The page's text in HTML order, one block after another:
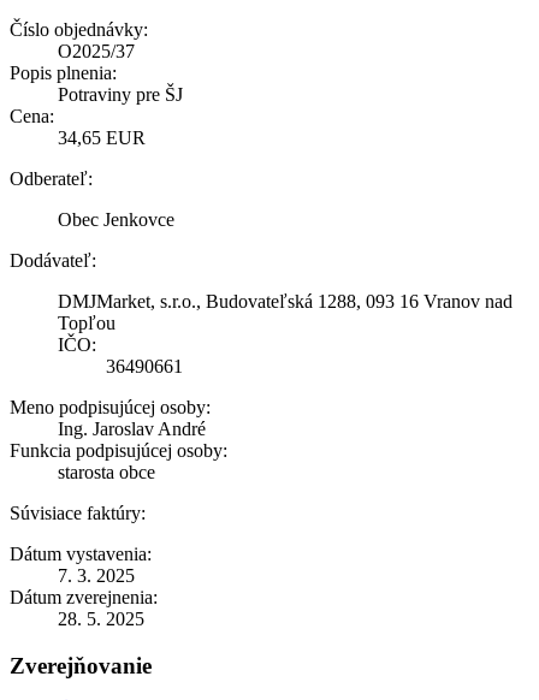
Číslo objednávky:
O2025/37
Popis plnenia:
Potraviny pre ŠJ
Cena:
34,65 EUR
Odberateľ:
Obec Jenkovce
Dodávateľ:
DMJMarket, s.r.o., Budovateľská 1288, 093 16 Vranov nad
Topľou
IČO:
36490661
Meno podpisujúcej osoby:
Ing. Jaroslav André
Funkcia podpisujúcej osoby:
starosta obce
Súvisiace faktúry:
Dátum vystavenia:
7. 3. 2025
Dátum zverejnenia:
28. 5. 2025
Zverejňovanie